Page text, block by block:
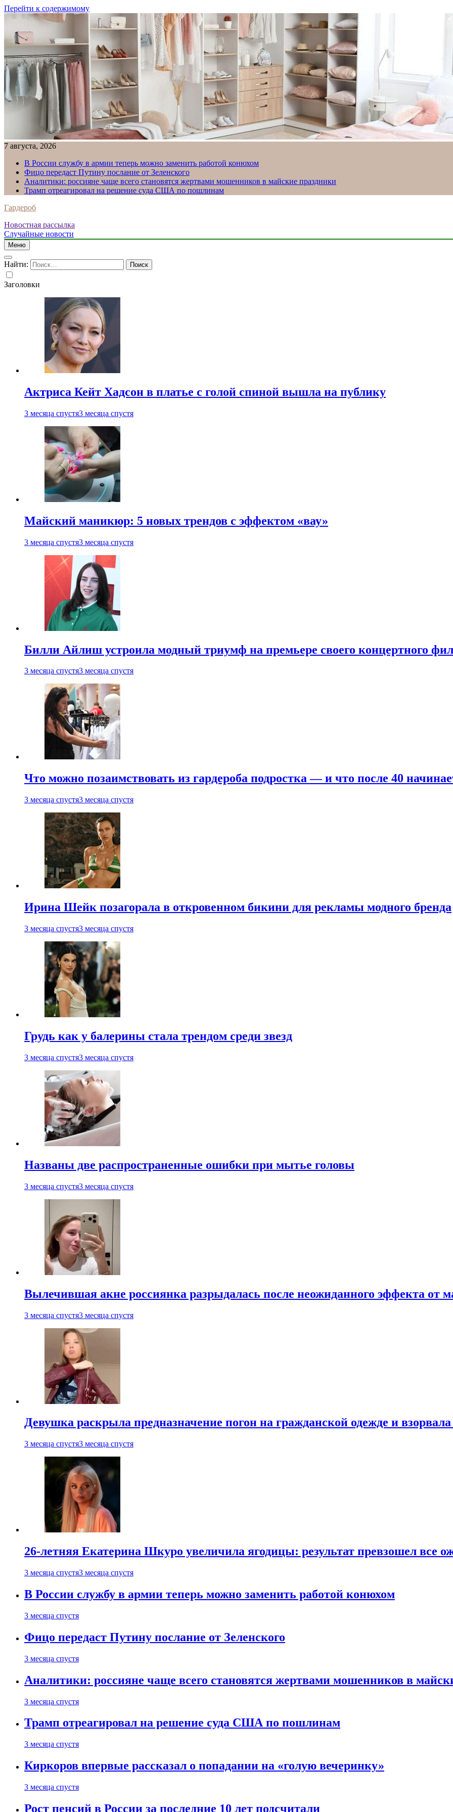
Перейти к содержимому
7 августа, 2026
В России службу в армии теперь можно заменить работой конюхом
Фицо передаст Путину послание от Зеленского
Аналитики: россияне чаще всего становятся жертвами мошенников в майские праздники
Трамп отреагировал на решение суда США по пошлинам
Гардероб
Новостная рассылка
Случайные новости
Меню
Найти:
Заголовки
Актриса Кейт Хадсон в платье с голой спиной вышла на публику
3 месяца спустя3 месяца спустя
Майский маникюр: 5 новых трендов с эффектом «вау»
3 месяца спустя3 месяца спустя
Билли Айлиш устроила модный триумф на премьере своего концертного
3 месяца спустя3 месяца спустя
Что можно позаимствовать из гардероба подростка — и что после 40
3 месяца спустя3 месяца спустя
Ирина Шейк позагорала в откровенном бикини для рекламы модного бренда
3 месяца спустя3 месяца спустя
Грудь как у балерины стала трендом среди звезд
3 месяца спустя3 месяца спустя
Названы две распространенные ошибки при мытье головы
3 месяца спустя3 месяца спустя
Вылечившая акне россиянка разрыдалась после неожиданного эффекта от
3 месяца спустя3 месяца спустя
Девушка раскрыла предназначение погон на гражданской одежде и взорвала
3 месяца спустя3 месяца спустя
26-летняя Екатерина Шкуро увеличила ягодицы: результат превзошел все
3 месяца спустя3 месяца спустя
В России службу в армии теперь можно заменить работой конюхом
3 месяца спустя
Фицо передаст Путину послание от Зеленского
3 месяца спустя
Аналитики: россияне чаще всего становятся жертвами мошенников в
3 месяца спустя
Трамп отреагировал на решение суда США по пошлинам
3 месяца спустя
Киркоров впервые рассказал о попадании на «голую вечеринку»
3 месяца спустя
Рост пенсий в России за последние 10 лет подсчитали